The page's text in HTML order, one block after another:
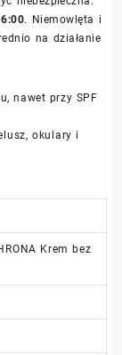
. Niemowlęta i
na działanie
nawet przy SPF
okulary i
Krem bez